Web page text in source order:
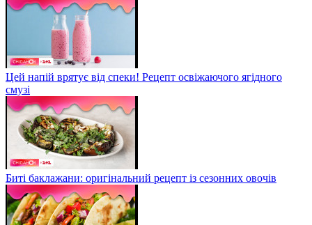
Цей напій врятує від спеки! Рецепт освіжаючого ягідного
смузі
Биті баклажани: оригінальний рецепт із сезонних овочів